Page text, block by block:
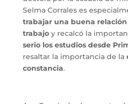
Selma Corrales es
trabajar una buena
trabajoy recalcó la
serio los estudios desde
resaltar la importancia de la
constancia.